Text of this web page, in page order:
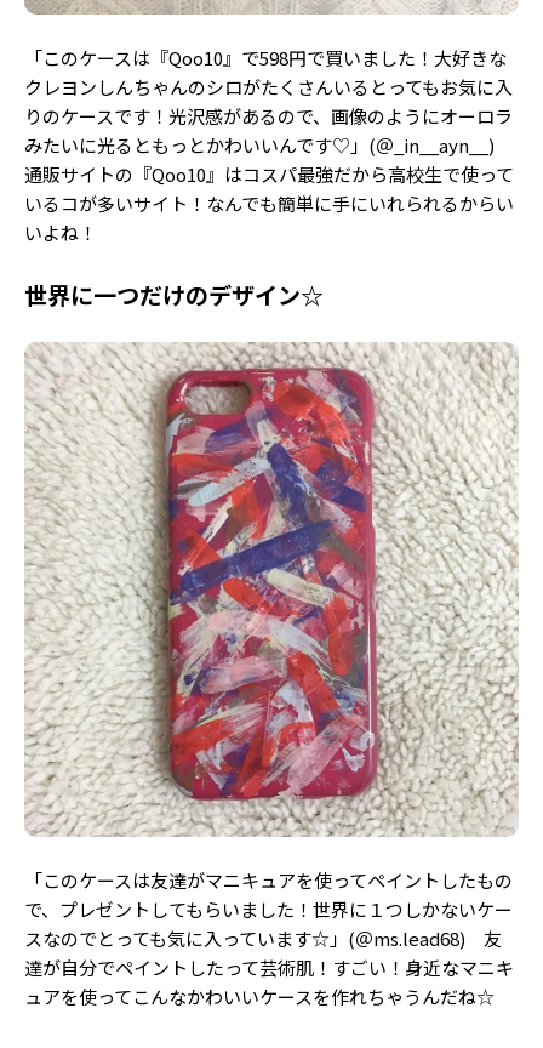
「このケースは『Qoo10』で598円で買いました！大好きな
クレヨンしんちゃんのシロがたくさんいるとってもお気に入
りのケースです！光沢感があるので、画像のようにオーロラ
みたいに光るともっとかわいいんです♡」(＠_in__ayn__)
通販サイトの『Qoo10』はコスパ最強だから高校生で使って
いるコが多いサイト！なんでも簡単に手にいれられるからい
いよね！
世界に一つだけのデザイン☆
「このケースは友達がマニキュアを使ってペイントしたもの
で、プレゼントしてもらいました！世界に１つしかないケー
スなのでとっても気に入っています☆」(＠ms.lead68) 友
達が自分でペイントしたって芸術肌！すごい！身近なマニキ
ュアを使ってこんなかわいいケースを作れちゃうんだね☆